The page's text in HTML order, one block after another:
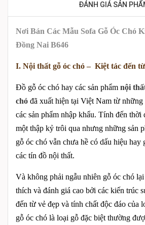
ĐÁNH GIÁ SẢN
Nơi Bán Các Mẫu Sofa Gỗ Óc Chó
Đồng Nai B646
I. Nội thất gỗ óc chó – Kiệt tác đến
Đồ gỗ óc chó hay các sản phẩm nội
chó đã xuất hiện tại Việt Nam từ những
các sản phẩm nhập khẩu. Tính đến thời
một thập kỷ trôi qua nhưng những sản
gỗ óc chó vẫn chưa hề có dấu hiệu hay
các tín đồ nội thất.
Và không phải ngẫu nhiên gỗ óc chó
thích và đánh giá cao bởi các kiến trúc
đến từ vẻ đẹp và tính chất độc đáo của
gỗ óc chó là loại gỗ đặc biệt thường